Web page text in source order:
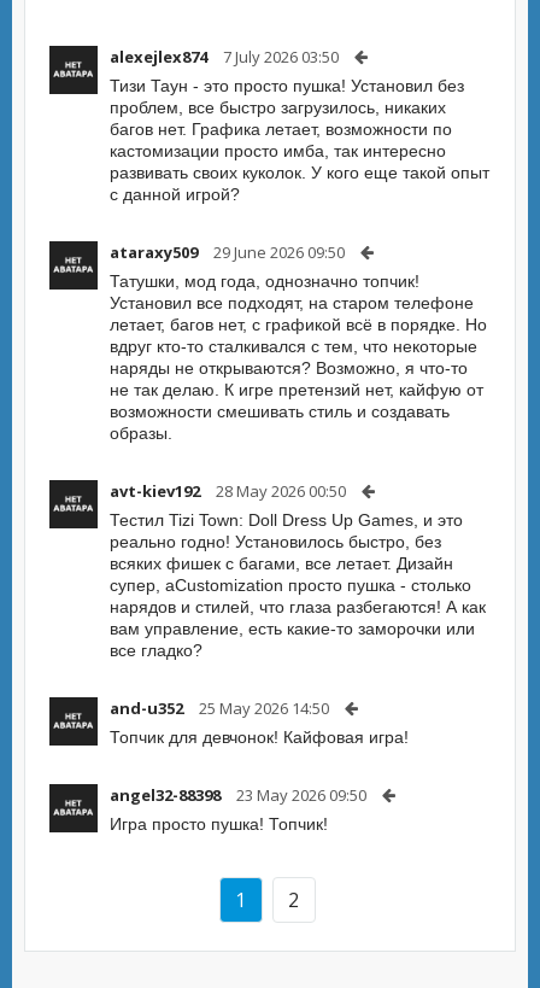
alexejlex874 7 July 2026 03:50
Тизи Таун - это просто пушка! Установил без
проблем, все быстро загрузилось, никаких
багов нет. Графика летает, возможности по
кастомизации просто имба, так интересно
развивать своих куколок. У кого еще такой опыт
с данной игрой?
ataraxy509 29 June 2026 09:50
Татушки, мод года, однозначно топчик!
Установил все подходят, на старом телефоне
летает, багов нет, с графикой всё в порядке. Но
вдруг кто-то сталкивался с тем, что некоторые
наряды не открываются? Возможно, я что-то
не так делаю. К игре претензий нет, кайфую от
возможности смешивать стиль и создавать
образы.
avt-kiev192 28 May 2026 00:50
Тестил Tizi Town: Doll Dress Up Games, и это
реально годно! Установилось быстро, без
всяких фишек с багами, все летает. Дизайн
супер, аCustomization просто пушка - столько
нарядов и стилей, что глаза разбегаются! А как
вам управление, есть какие-то заморочки или
все гладко?
and-u352 25 May 2026 14:50
Топчик для девчонок! Кайфовая игра!
angel32-88398 23 May 2026 09:50
Игра просто пушка! Топчик!
1 2